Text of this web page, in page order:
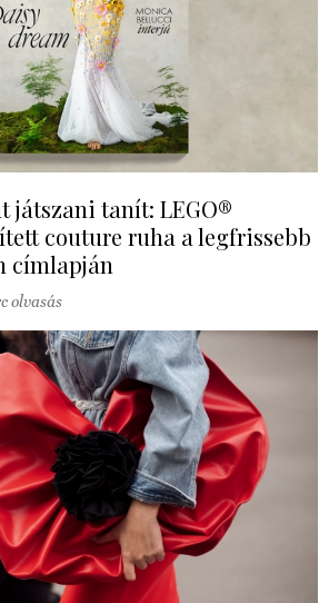
játszani tanít: LEGO®
couture ruha a legfrissebb
címlapján
olvasás